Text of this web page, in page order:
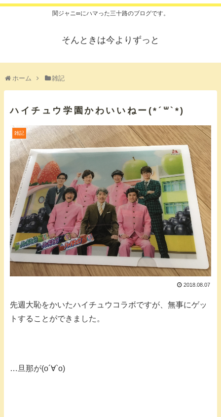
関ジャニ∞にハマった三十路のブログです。
そんときは今よりずっと
ホーム 雑記
ハイチュウ学園かわいいねー(*´꒳`*)
雑記
2018.08.07
先週大恥をかいたハイチュウコラボですが、無事にゲッ
トすることができました。
…旦那が(о´∀`о)